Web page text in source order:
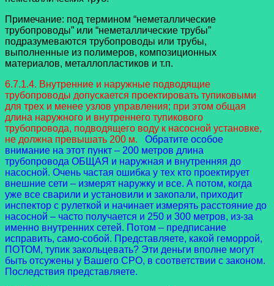
Примечание: под термином “неметаллические
трубопроводы” или “неметаллические трубы”
подразумеваются трубопроводы или трубы,
выполненные из полимеров, композиционных
материалов, металлопластиков и т.п.
6.7.1.4. Внутренние и наружные подводящие
трубопроводы допускается проектировать тупиковыми
для трех и менее узлов управления; при этом общая
длина наружного и внутреннего тупикового
трубопровода, подводящего воду к насосной установке,
не должна превышать 200 м.
Обратите особое
внимание на этот пункт – 200 метров длина
трубопровода ОБЩАЯ и наружная и внутренняя до
насосной. Очень частая ошибка у тех кто проектирует
внешние сети – измерят наружку и все. А потом, когда
уже все сварили и установили и закопали, приходит
инспектор с рулеткой и начинает измерять расстояние до
насосной – часто получается и 250 и 300 метров, из-за
именно внутренних сетей. Потом – предписание
исправить, само-собой. Представляете, какой геморрой,
ПОТОМ, тупик закольцевать? Эти деньги вполне могут
быть отсужены у Вашего СРО, в соответствии с законом.
Последствия представляете.